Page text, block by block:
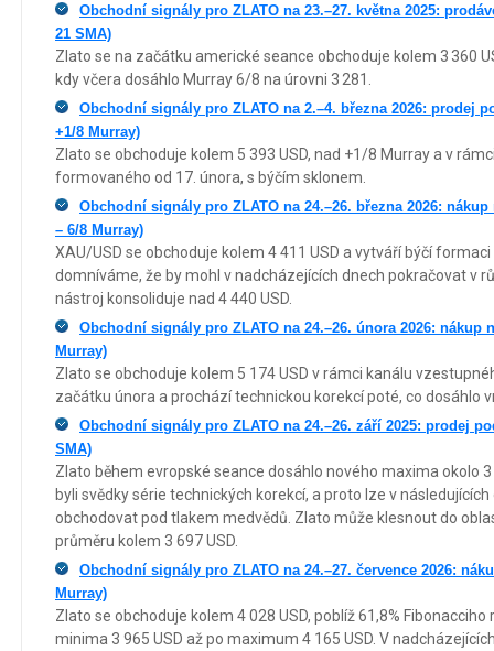
Obchodní signály pro ZLATO na 23.–27. května 2025:
21 SMA)
Zlato se na začátku americké seance obchoduje kolem 3 360
kdy včera dosáhlo Murray 6/8 na úrovni 3 281.
Obchodní signály pro ZLATO na 2.–4. března 2026: prodej
+1/8 Murray)
Zlato se obchoduje kolem 5 393 USD, nad +1/8 Murray a v
formovaného od 17. února, s býčím sklonem.
Obchodní signály pro ZLATO na 24.–26. března 2026:
– 6/8 Murray)
XAU/USD se obchoduje kolem 4 411 USD a vytváří býčí
domníváme, že by mohl v nadcházejících dnech pokračovat v
nástroj konsoliduje nad 4 440 USD.
Obchodní signály pro ZLATO na 24.–26. února 2026: nákup
Murray)
Zlato se obchoduje kolem 5 174 USD v rámci kanálu
začátku února a prochází technickou korekcí poté, co dosáhlo
Obchodní signály pro ZLATO na 24.–26. září 2025: prodej
SMA)
Zlato během evropské seance dosáhlo nového maxima okolo
byli svědky série technických korekcí, a proto lze v
obchodovat pod tlakem medvědů. Zlato může klesnout do
průměru kolem 3 697 USD.
Obchodní signály pro ZLATO na 24.–27. července 2026:
Murray)
Zlato se obchoduje kolem 4 028 USD, poblíž 61,8%
minima 3 965 USD až po maximum 4 165 USD. V